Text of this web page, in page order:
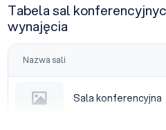
Tabela sal
wynajęcia
Nazwa sali
Sala konferencyjna
Sala konferencyjna